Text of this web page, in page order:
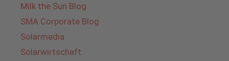
Milk the Sun Blog
SMA Corporate Blog
Solarmedia
Solarwirtschaft